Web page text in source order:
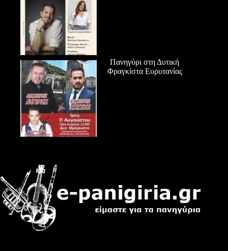
Πανηγύρι στη Δυτική
Φραγκίστα Ευρυτανίας